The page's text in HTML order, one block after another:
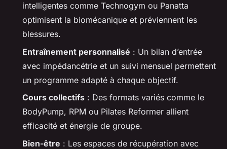
intelligentes comme Technogym ou Panatta
optimisent la biomécanique et préviennent les
blessures.
Entraînement personnalisé : Un bilan d’entrée
avec impédancétrie et un suivi mensuel permettent
un programme adapté à chaque objectif.
Cours collectifs : Des formats variés comme le
BodyPump, RPM ou Pilates Reformer allient
efficacité et énergie de groupe.
Bien-être : Les espaces de récupération avec